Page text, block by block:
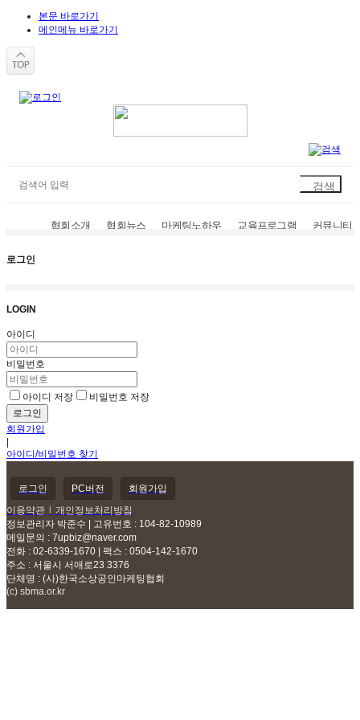
본문 바로가기
메인메뉴 바로가기
협회소개 협회뉴스 마케팅노하우 교육프로그램 커뮤니티
로그인
LOGIN
아이디
비밀번호
아이디 저장 비밀번호 저장
회원가입
아이디/비밀번호 찾기
로그인 PC버전
회원가입
이용약관
개인정보처리방침
정보관리자 박준수 | 고유번호 : 104-82-10989
메일문의 : 7upbiz@naver.com
전화 : 02-6339-1670 | 팩스 : 0504-142-1670
주소 : 서울시 서애로23 3376
단체명 : (사)한국소상공인마케팅협회
(c) sbma.or.kr